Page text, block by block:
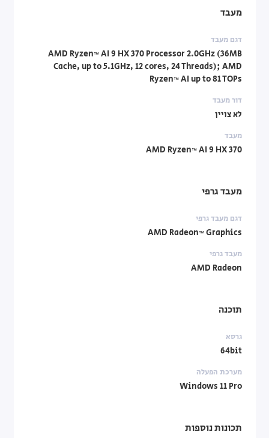
מעבד
דגם מעבד
AMD Ryzen™ AI 9 HX 370 Processor 2.0GHz (36MB
Cache, up to 5.1GHz, 12 cores, 24 Threads); AMD
Ryzen™ AI up to 81 TOPs
דור מעבד
לא צויין
מעבד
AMD Ryzen™ AI 9 HX 370
מעבד גרפי
דגם מעבד גרפי
AMD Radeon™ Graphics
מעבד גרפי
AMD Radeon
תוכנה
גרסא
64bit
מערכת הפעלה
Windows 11 Pro
תכונות נוספות